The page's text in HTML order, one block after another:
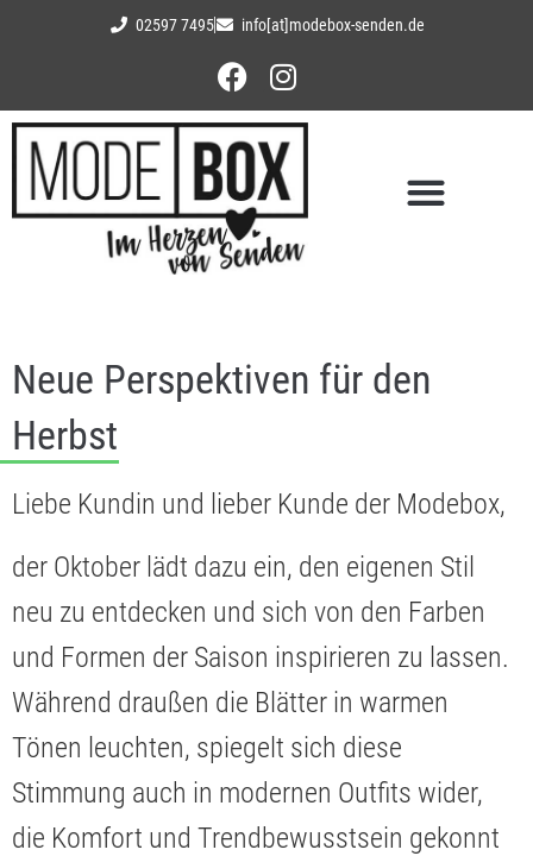
02597 7495 info[at]modebox-senden.de
Neue Perspektiven für den
Herbst
Liebe Kundin und lieber Kunde der Modebox,
der Oktober lädt dazu ein, den eigenen Stil
neu zu entdecken und sich von den Farben
und Formen der Saison inspirieren zu lassen.
Während draußen die Blätter in warmen
Tönen leuchten, spiegelt sich diese
Stimmung auch in modernen Outfits wider,
die Komfort und Trendbewusstsein gekonnt